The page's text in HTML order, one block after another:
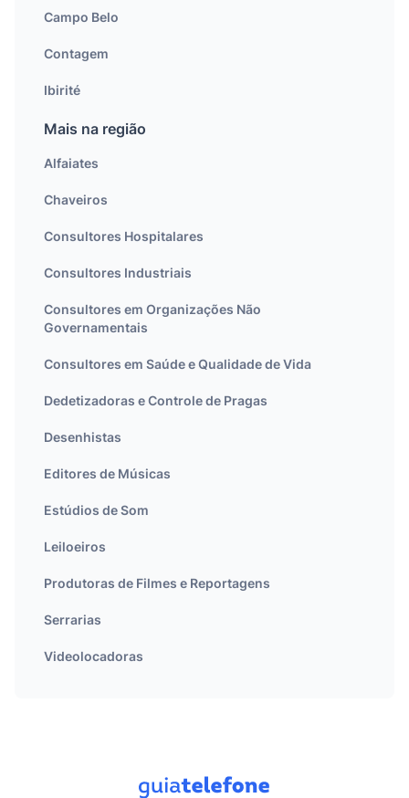
Campo Belo
Contagem
Ibirité
Mais na região
Alfaiates
Chaveiros
Consultores Hospitalares
Consultores Industriais
Consultores em Organizações Não
Governamentais
Consultores em Saúde e Qualidade de Vida
Dedetizadoras e Controle de Pragas
Desenhistas
Editores de Músicas
Estúdios de Som
Leiloeiros
Produtoras de Filmes e Reportagens
Serrarias
Videolocadoras